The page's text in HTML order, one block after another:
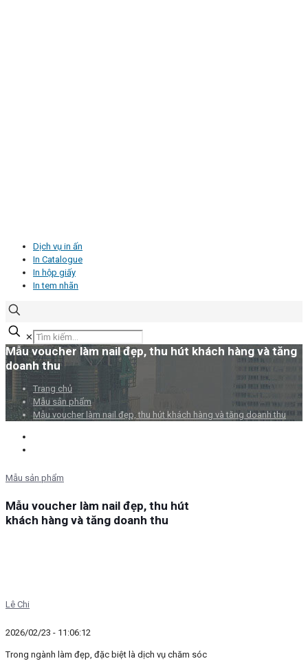
Dịch vụ in ấn
In Catalogue
In hộp giấy
In tem nhãn
✕
Mẫu voucher làm nail đẹp, thu hút khách hàng và tăng
doanh thu
Trang chủ
Mẫu sản phẩm
Mẫu voucher làm nail đẹp, thu hút khách hàng và tăng doanh thu
Mẫu sản phẩm
Mẫu voucher làm nail đẹp, thu hút
khách hàng và tăng doanh thu
Lê Chi
2026/02/23 - 11:06:12
Trong ngành làm đẹp, đặc biệt là dịch vụ chăm sóc